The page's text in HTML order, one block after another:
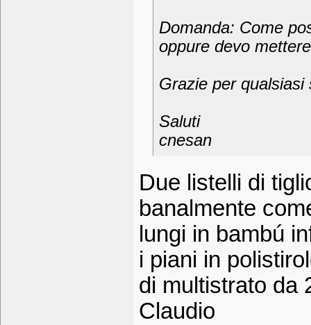
Domanda: Come
oppure devo
Grazie per qualsiasi
Saluti
cnesan
Due listelli di
banalmente
lungi in bambú
i piani in
di multistrato da
Claudio